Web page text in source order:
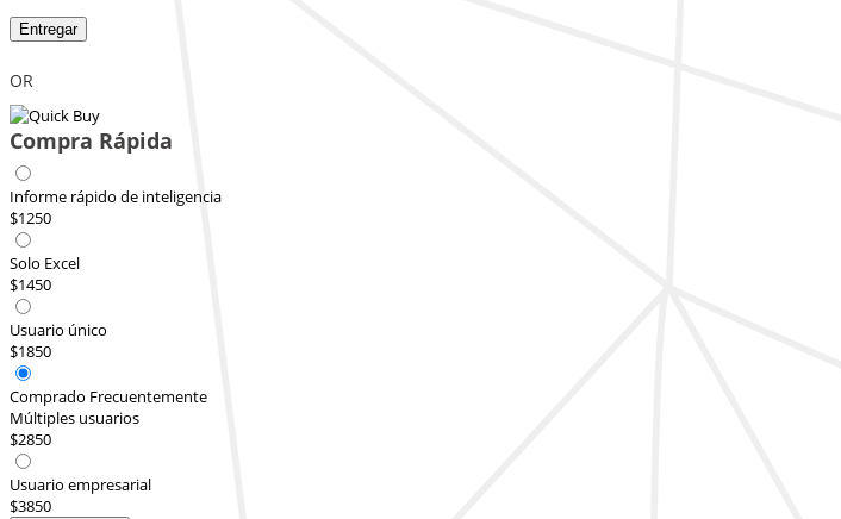
Entregar
OR
Compra Rápida
Informe rápido de inteligencia
$1250
Solo Excel
$1450
Usuario único
$1850
Comprado Frecuentemente
Múltiples usuarios
$2850
Usuario empresarial
$3850